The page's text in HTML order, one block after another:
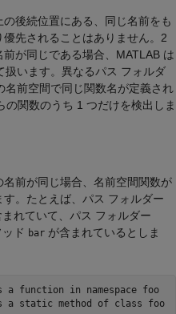
後続位置にある、同じ名前をも
先されることはありません。2
が同じである場合、MATLAB は
扱います。異なるパス フォルダ
名前空間で同じ関数名が定義され
の関数のうち 1 つだけを検出しま
前が同じ場合、名前空間関数が
。たとえば、パス フォルダー
まれていて、パス フォルダー
ド bar が含まれているとしま
function in namespace foo
fldrB/@foo/bar.m  % bar is a static method of class foo